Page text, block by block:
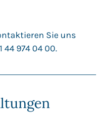
Sie uns
44 974 04 00.